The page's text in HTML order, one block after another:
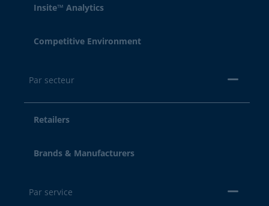
Insite™ Analytics
Competitive Environment
Par secteur
Retailers
Brands & Manufacturers
Par service